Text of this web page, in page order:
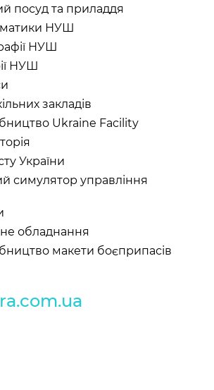
посуд та приладдя
НУШ
НУШ
НУШ
закладів
Ukraine Facility
України
симулятор управління
обладнання
макети боєприпасів